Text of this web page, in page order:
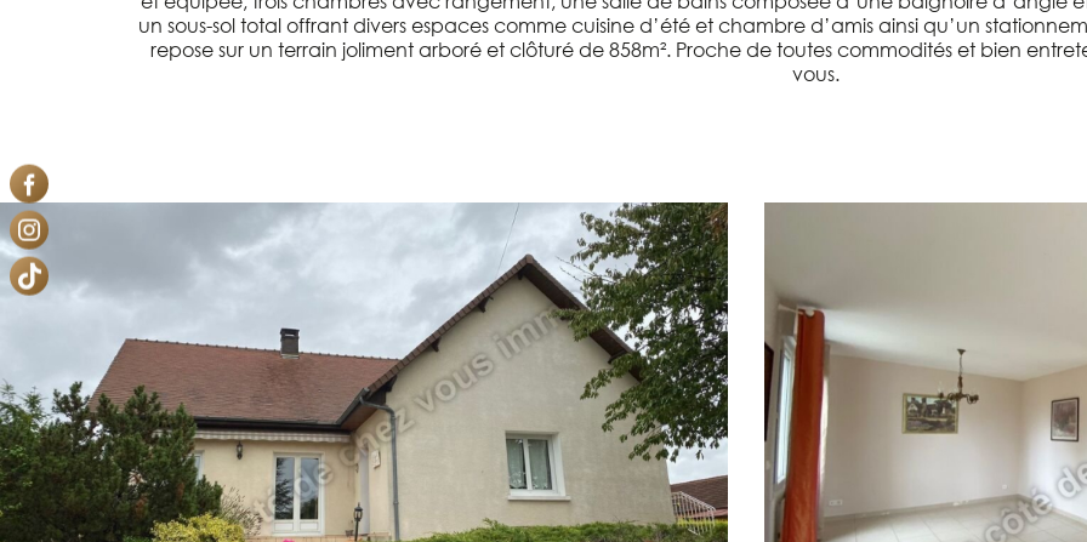
un sous-sol total offrant divers espaces comme cuisine d’été et chambre d’amis ainsi qu’un
repose sur un terrain joliment arboré et clôturé de 858m². Proche de toutes commodités et bien
vous.